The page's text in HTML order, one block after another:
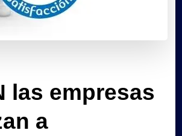
las empresas
a